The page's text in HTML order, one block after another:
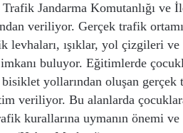
Jandarma Komutanlığı ve
veriliyor. Gerçek trafik
levhaları, ışıklar, yol çizgileri
buluyor. Eğitimlerde
bisiklet yollarından oluşan
veriliyor. Bu alanlarda
kurallarına uymanın önemi